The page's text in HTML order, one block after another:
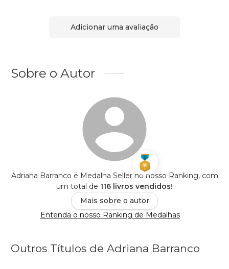
Adicionar uma avaliação
Sobre o Autor
Adriana Barranco é Medalha Seller no nosso Ranking, com
um total de 116 livros vendidos!
Mais sobre o autor
Entenda o nosso Ranking de Medalhas
Outros Títulos de Adriana Barranco